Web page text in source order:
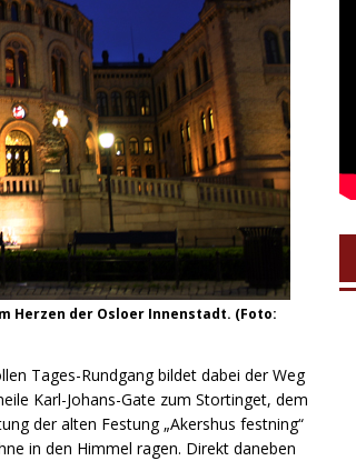
Herzen der Osloer Innenstadt. (Foto:
Tages-Rundgang bildet dabei der Weg
Karl-Johans-Gate zum Stortinget, dem
der alten Festung „Akershus festning“
in den Himmel ragen. Direkt daneben